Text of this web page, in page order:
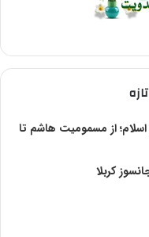
از مسمومیت هاشم تا
کربلا